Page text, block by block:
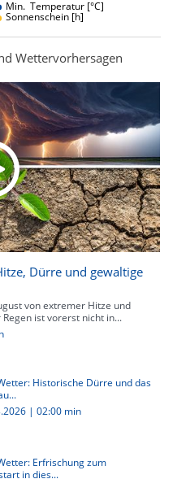
Min. Temperatur [°C]
Sonnenschein [h]
Wettervorhersagen
Dürre und gewaltige
von extremer Hitze und
ist vorerst nicht in...
Historische Dürre und das
| 02:00 min
Erfrischung zum
in dies...